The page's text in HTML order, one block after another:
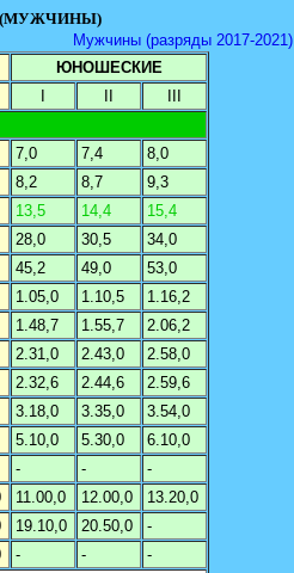
(МУЖЧИНЫ)
Мужчины (разряды 2017-2021)
ЮНОШЕСКИЕ
7,0 7,4
8,0
8,2 8,7
9,3
13,5 14,4
15,4
28,0 30,5
34,0
45,2 49,0
53,0
1.05,0 1.10,5
1.16,2
1.48,7 1.55,7
2.06,2
2.31,0 2.43,0
2.58,0
2.32,6 2.44,6
2.59,6
3.18,0 3.35,0
3.54,0
5.10,0 5.30,0
6.10,0
- -
-
11.00,0 12.00,0
13.20,0
19.10,0 20.50,0
-
- - -